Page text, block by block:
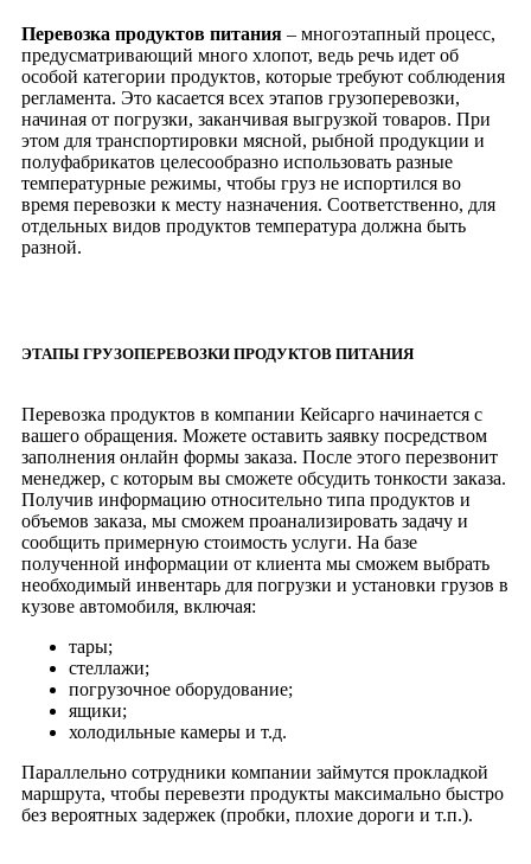
Перевозка продуктов питания – многоэтапный процесс,
предусматривающий много хлопот, ведь речь идет об
особой категории продуктов, которые требуют соблюдения
регламента. Это касается всех этапов грузоперевозки,
начиная от погрузки, заканчивая выгрузкой товаров. При
этом для транспортировки мясной, рыбной продукции и
полуфабрикатов целесообразно использовать разные
температурные режимы, чтобы груз не испортился во
время перевозки к месту назначения. Соответственно, для
отдельных видов продуктов температура должна быть
разной.
ЭТАПЫ ГРУЗОПЕРЕВОЗКИ ПРОДУКТОВ ПИТАНИЯ
Перевозка продуктов в компании Кейсарго начинается с
вашего обращения. Можете оставить заявку посредством
заполнения онлайн формы заказа. После этого перезвонит
менеджер, с которым вы сможете обсудить тонкости заказа.
Получив информацию относительно типа продуктов и
объемов заказа, мы сможем проанализировать задачу и
сообщить примерную стоимость услуги. На базе
полученной информации от клиента мы сможем выбрать
необходимый инвентарь для погрузки и установки грузов в
кузове автомобиля, включая:
тары;
стеллажи;
погрузочное оборудование;
ящики;
холодильные камеры и т.д.
Параллельно сотрудники компании займутся прокладкой
маршрута, чтобы перевезти продукты максимально быстро
без вероятных задержек (пробки, плохие дороги и т.п.).